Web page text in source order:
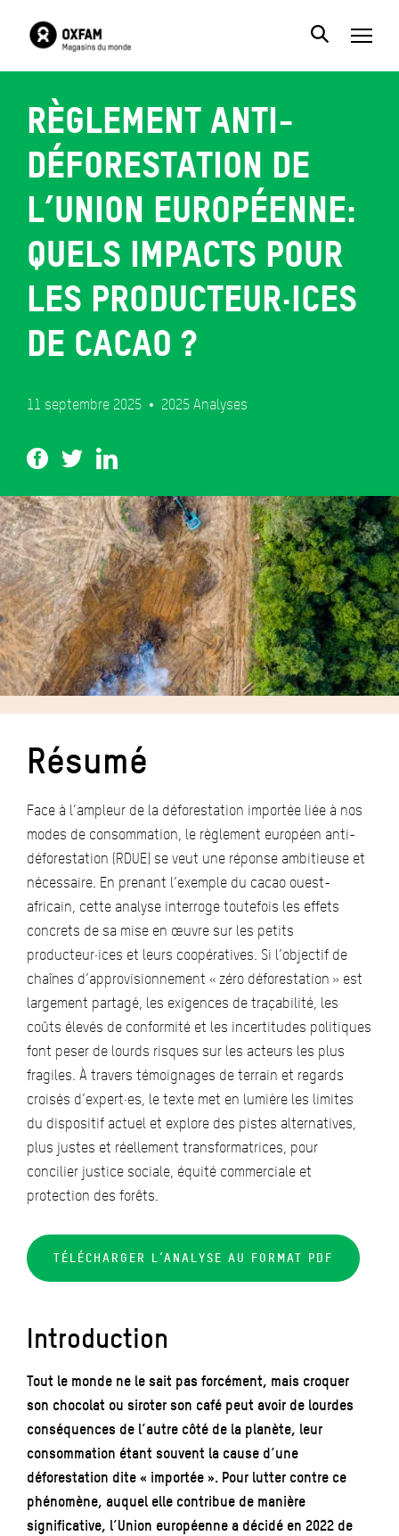
Règlement anti-
déforestation de
l’Union européenne:
quels impacts pour
les producteur·ices
de cacao ?
11 septembre 2025 2025 Analyses
Résumé
Face à l’ampleur de la déforestation importée liée à nos
modes de consommation, le règlement européen anti-
déforestation (RDUE) se veut une réponse ambitieuse et
nécessaire. En prenant l’exemple du cacao ouest-
africain, cette analyse interroge toutefois les effets
concrets de sa mise en œuvre sur les petits
producteur·ices et leurs coopératives. Si l’objectif de
chaînes d’approvisionnement « zéro déforestation » est
largement partagé, les exigences de traçabilité, les
coûts élevés de conformité et les incertitudes politiques
font peser de lourds risques sur les acteurs les plus
fragiles. À travers témoignages de terrain et regards
croisés d’expert·es, le texte met en lumière les limites
du dispositif actuel et explore des pistes alternatives,
plus justes et réellement transformatrices, pour
concilier justice sociale, équité commerciale et
protection des forêts.
TÉLÉCHARGER L’ANALYSE AU FORMAT PDF
Introduction
Tout le monde ne le sait pas forcément, mais croquer
son chocolat ou siroter son café peut avoir de lourdes
conséquences de l’autre côté de la planète, leur
consommation étant souvent la cause d’une
déforestation dite « importée ». Pour lutter contre ce
phénomène, auquel elle contribue de manière
significative, l’Union européenne a décidé en 2022 de